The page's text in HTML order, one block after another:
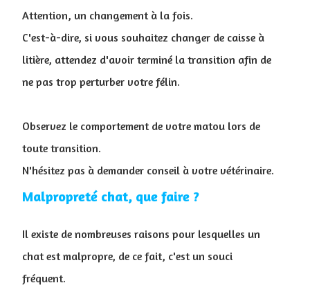
Attention, un changement à la fois.
C'est-à-dire, si vous souhaitez changer de caisse à
litière, attendez d'avoir terminé la transition afin de
ne pas trop perturber votre félin.
Observez le comportement de votre matou lors de
toute transition.
N'hésitez pas à demander conseil à votre vétérinaire.
Malpropreté chat, que faire ?
Il existe de nombreuses raisons pour lesquelles un
chat est malpropre, de ce fait, c'est un souci
fréquent.